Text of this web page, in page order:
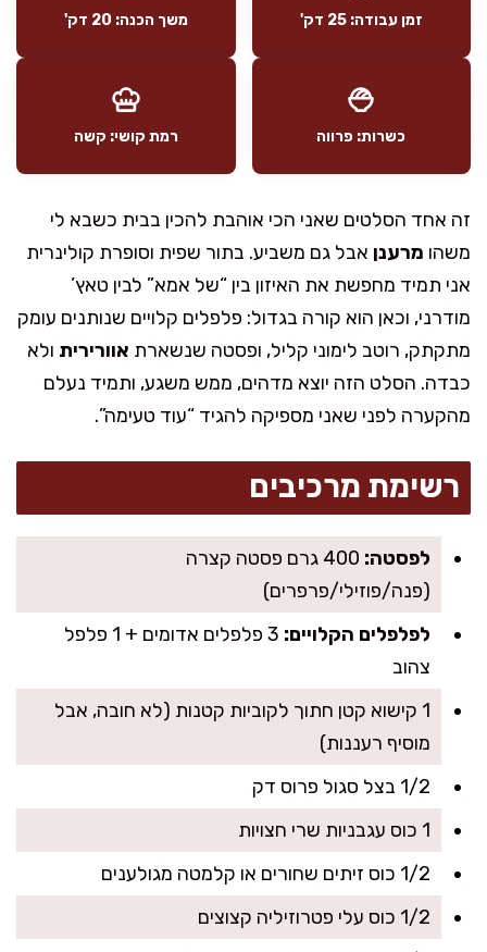
זמן עבודה: 25 דק' משך הכנה: 20 דק'
כשרות: פרווה רמת קושי: קשה
זה אחד הסלטים שאני הכי אוהבת להכין בבית כשבא לי
משהו מרענן אבל גם משביע. בתור שפית וסופרת קולינרית
אני תמיד מחפשת את האיזון בין “של אמא” לבין טאץ’
מודרני, וכאן הוא קורה בגדול: פלפלים קלויים שנותנים עומק
מתקתק, רוטב לימוני קליל, ופסטה שנשארת אוורירית ולא
כבדה. הסלט הזה יוצא מדהים, ממש משגע, ותמיד נעלם
מהקערה לפני שאני מספיקה להגיד “עוד טעימה”.
רשימת מרכיבים
לפסטה:
400 גרם פסטה קצרה
(פנה/פוזילי/פרפרים)
לפלפלים הקלויים:
3 פלפלים אדומים + 1 פלפל
צהוב
1 קישוא קטן חתוך לקוביות קטנות (לא חובה, אבל
מוסיף רעננות)
1/2 בצל סגול פרוס דק
1 כוס עגבניות שרי חצויות
1/2 כוס זיתים שחורים או קלמטה מגולענים
1/2 כוס עלי פטרוזיליה קצוצים